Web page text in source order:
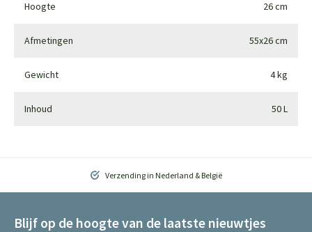
Hoogte 26 cm
Afmetingen 55x26 cm
Gewicht 4 kg
Inhoud 50 L
Verzending in Nederland & België
Blijf op de hoogte van de laatste nieuwtjes